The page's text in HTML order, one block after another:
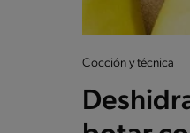
Cocción y técnica